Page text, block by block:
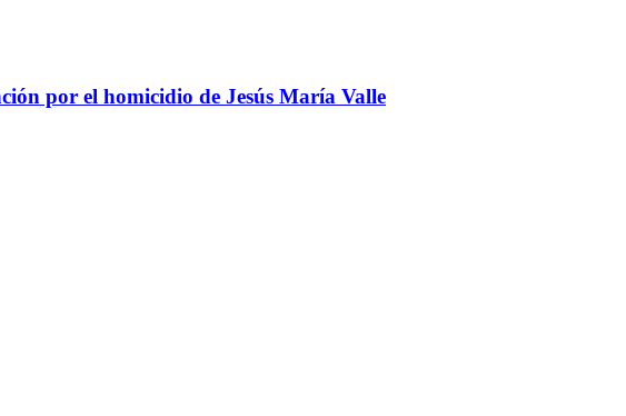
por el homicidio de Jesús María Valle